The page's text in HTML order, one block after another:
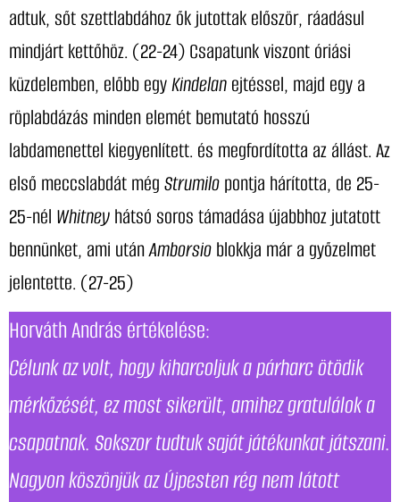
adtuk, sőt szettlabdához ők jutottak először, ráadásul
mindjárt kettőhöz. (22-24) Csapatunk viszont óriási
küzdelemben, előbb egyKindelanejtéssel, majd egy a
röplabdázás minden elemét bemutató hosszú
labdamenettel kiegyenlített. és megfordította az állást. Az
első meccslabdát mégStrumilopontja hárította, de 25-
25-nél Whitneyhátsó soros támadása újabbhoz jutatott
bennünket, ami utánAmborsioblokkja már a győzelmet
jelentette. (27-25)
Horváth András értékelése:
Célunk az volt, hogy kiharcoljuk a párharc ötödik
mérkőzését, ez most sikerült, amihez gratulálok a
csapatnak. Sokszor tudtuk saját játékunkat játszani.
Nagyon köszönjük az Újpesten rég nem látott